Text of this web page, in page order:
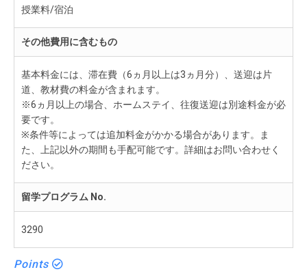
授業料/宿泊
その他費用に含むもの
基本料金には、滞在費（6ヵ月以上は3ヵ月分）、送迎は片
道、教材費の料金が含まれます。
※6ヵ月以上の場合、ホームステイ、往復送迎は別途料金が必
要です。
※条件等によっては追加料金がかかる場合があります。ま
た、上記以外の期間も手配可能です。詳細はお問い合わせく
ださい。
留学プログラム No.
3290
Points